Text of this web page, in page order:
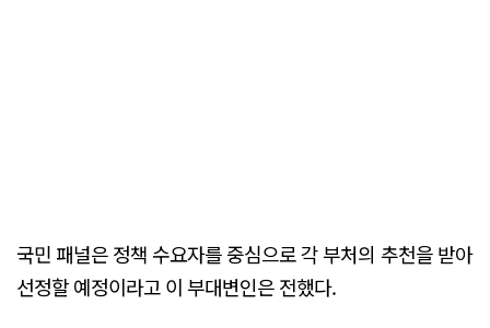
국민 패널은 정책 수요자를 중심으로 각 부처의 추천을 받아
선정할 예정이라고 이 부대변인은 전했다.